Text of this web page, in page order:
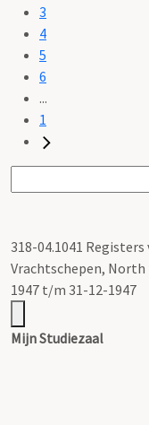
3
4
5
6
...
1
318-04.1041
Vrachtschepen, North
1947 t/m 31-12-1947
Mijn Studiezaal